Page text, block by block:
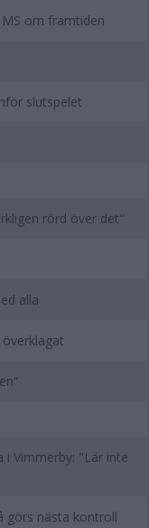
om framtiden
slutspelet
rörd över det"
alla
i Vimmerby: "Lär inte
görs nästa kontroll